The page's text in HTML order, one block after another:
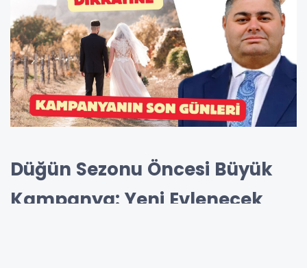
Düğün Sezonu Öncesi Büyük
Kampanya: Yeni Evlenecek